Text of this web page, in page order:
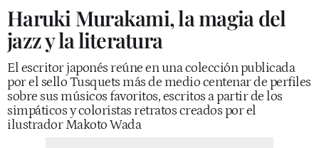
Haruki Murakami, la magia del
jazz y la literatura
El escritor japonés reúne en una colección publicada
por el sello Tusquets más de medio centenar de perfiles
sobre sus músicos favoritos, escritos a partir de los
simpáticos y coloristas retratos creados por el
ilustrador Makoto Wada